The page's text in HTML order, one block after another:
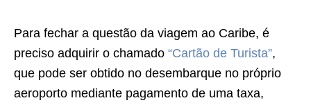
Para fechar a questão da viagem ao Caribe, é
preciso adquirir o chamado “Cartão de Turista”,
que pode ser obtido no desembarque no próprio
aeroporto mediante pagamento de uma taxa,